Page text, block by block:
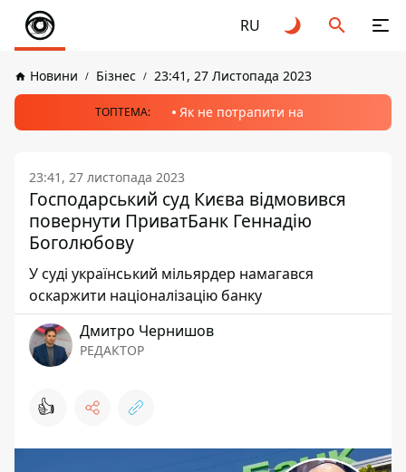
RU
Новини Бізнес 23:41, 27 Листопада 2023
ТОПТЕМА: Як не потрапити на
23:41, 27 листопада 2023
Господарський суд Києва відмовився
повернути ПриватБанк Геннадію
Боголюбову
У суді український мільярдер намагався
оскаржити націоналізацію банку
Дмитро Чернишов
РЕДАКТОР
👍